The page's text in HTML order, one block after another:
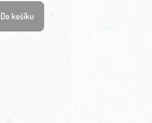
Do košíku